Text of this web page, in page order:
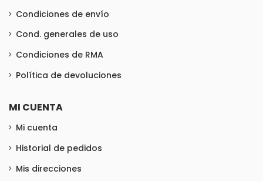
Condiciones de envío
Cond. generales de uso
Condiciones de RMA
Política de devoluciones
MI CUENTA
Mi cuenta
Historial de pedidos
Mis direcciones